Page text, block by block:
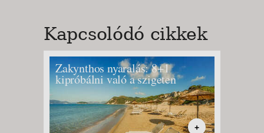
Kapcsolódó cikkek
Zakynthos nyaralás: 8+1
kipróbálni való a szigeten
+